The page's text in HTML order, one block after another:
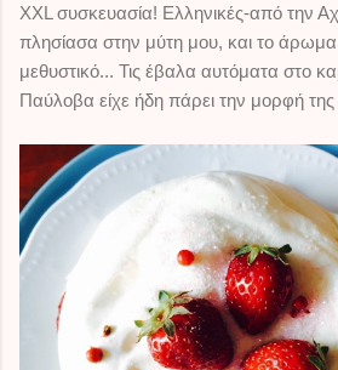
XXL συσκευασία! Ελληνικές-από την
πλησίασα στην μύτη μου, και το άρωμα
μεθυστικό... Τις έβαλα αυτόματα στο
Παύλοβα είχε ήδη πάρει την μορφή